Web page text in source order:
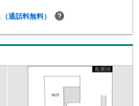
件をご購入の際、約70％という多
ります。ぜひご家族そろってご来
午前9時00分～午後6時30分 （定
はお電話でのお問い合わせがスム
右下の電話ボタンをタッチ！もし
さい。
（通話料無料）